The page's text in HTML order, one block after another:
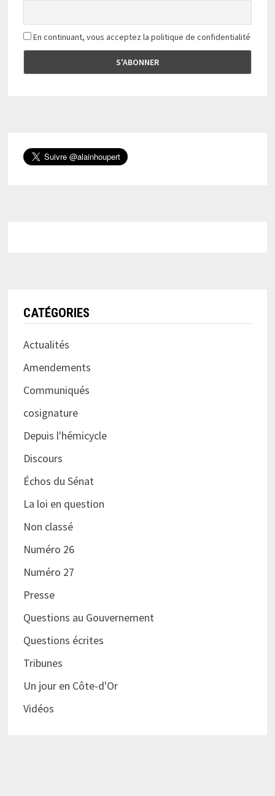
En continuant, vous acceptez la politique de confidentialité
CATÉGORIES
Actualités
Amendements
Communiqués
cosignature
Depuis l'hémicycle
Discours
Échos du Sénat
La loi en question
Non classé
Numéro 26
Numéro 27
Presse
Questions au Gouvernement
Questions écrites
Tribunes
Un jour en Côte-d'Or
Vidéos